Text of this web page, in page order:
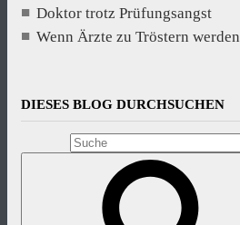
Doktor trotz Prüfungsangst
Wenn Ärzte zu Tröstern werden
DIESES BLOG DURCHSUCHEN